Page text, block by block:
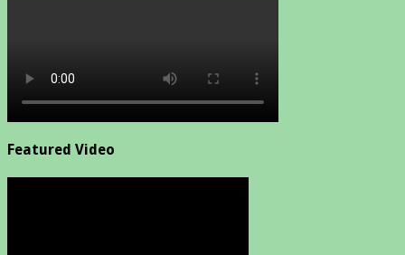
Featured Video